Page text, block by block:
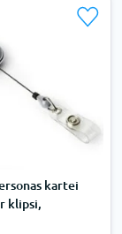
kartei
klipsi,